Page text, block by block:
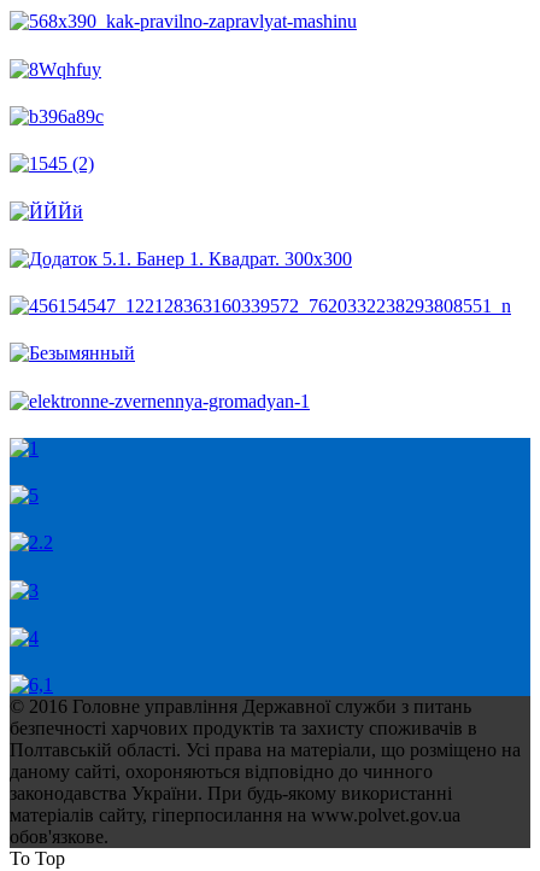
© 2016 Головне управління Державної служби з питань
безпечності харчових продуктів та захисту споживачів в
Полтавській області. Усі права на матеріали, що розміщено на
даному сайті, охороняються відповідно до чинного
законодавства України. При будь-якому використанні
матеріалів сайту, гіперпосилання на www.polvet.gov.ua
обов'язкове.
To Top